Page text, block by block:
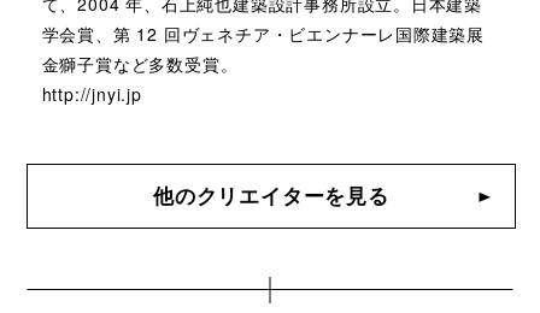
学会賞、第 12 回ヴェネチア・ビエンナーレ国際建築展
金獅子賞など多数受賞。
http://jnyi.jp
他のクリエイターを見る